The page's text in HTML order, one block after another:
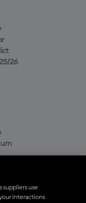
26
suppliers use
interactions